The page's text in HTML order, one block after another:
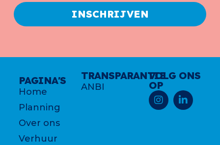
INSCHRIJVEN
PAGINA'S
Home
Planning
Over ons
Verhuur
TRANSPARANTIE
ANBI
VOLG ONS
OP